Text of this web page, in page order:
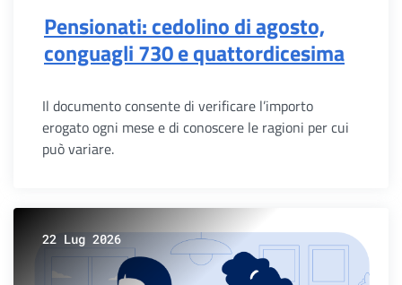
Pensionati: cedolino di agosto,
conguagli 730 e quattordicesima
Il documento consente di verificare l’importo
erogato ogni mese e di conoscere le ragioni per cui
può variare.
22 Lug 2026